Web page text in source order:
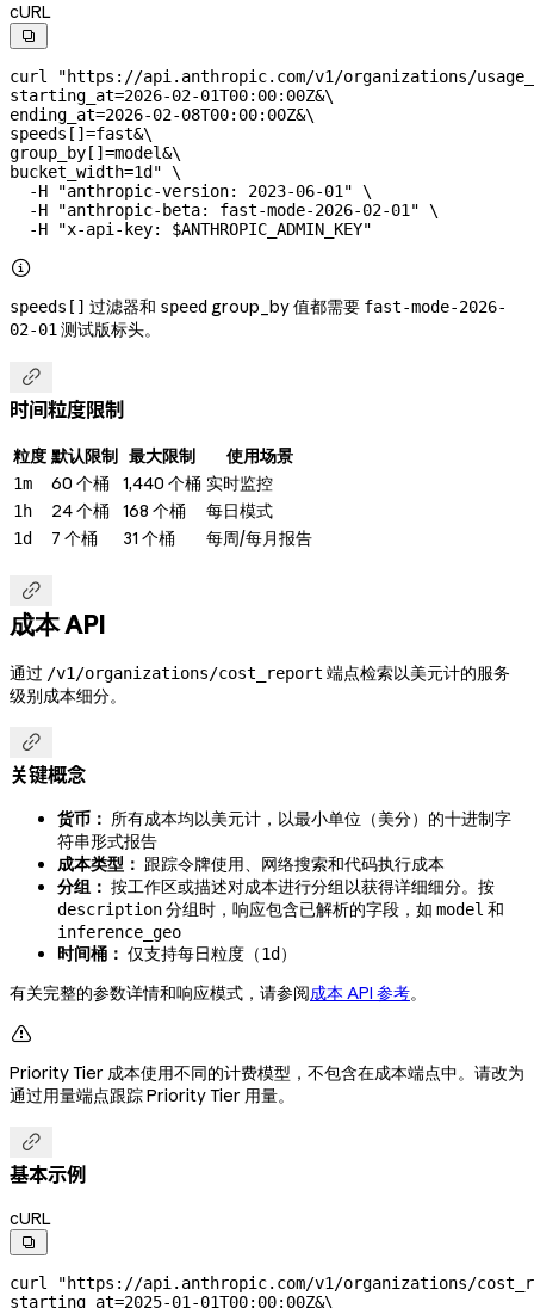
cURL

curl "https://api.anthropic.com/v1/organizations/
starting_at=2026-02-01T00:00:00Z&\
ending_at=2026-02-08T00:00:00Z&\
speeds[]=fast&\
group_by[]=model&\
bucket_width=1d" \
  -H
"anthropic-version: 2023-06-01" \
  -H
"anthropic-beta: fast-mode-2026-02-01" \
  -H
"x-api-key: $ANTHROPIC_ADMIN_KEY"

speeds[] 过滤器和 speed group_by 值都需要 fast-mode-2026-
02-01测试版标头。

时间粒度限制
粒度 默认限制 最大限制 使用场景
1m 60 个桶 1,440 个桶 实时监控
1h 24 个桶 168 个桶 每日模式
1d 7 个桶 31 个桶 每周/每月报告

成本 API
通过 /v1/organizations/cost_report 端点检索以美元计的服务
级别成本细分。

关键概念
货币： 所有成本均以美元计，以最小单位（美分）的十进制字
符串形式报告
成本类型： 跟踪令牌使用、网络搜索和代码执行成本
分组： 按工作区或描述对成本进行分组以获得详细细分。按
description分组时，响应包含已解析的字段，如 model 和
inference_geo
时间桶： 仅支持每日粒度（1d ）
有关完整的参数详情和响应模式，请参阅成本 API 参考。

Priority Tier 成本使用不同的计费模型，不包含在成本端点中。请改为
通过用量端点跟踪 Priority Tier 用量。

基本示例
cURL

curl
"https://api.anthropic.com/v1/organizations/
starting_at=2025-01-01T00:00:00Z&\